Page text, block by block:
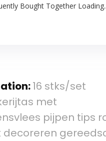
Bought Together
16 stks/set
met
pijpen tips